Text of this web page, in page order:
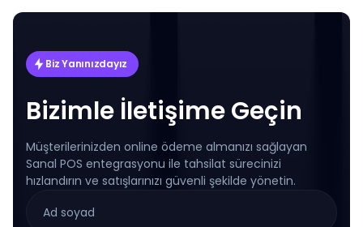
Biz Yanınızdayız
Bizimle İletişime Geçin
Müşterilerinizden online ödeme almanızı sağlayan
Sanal POS entegrasyonu ile tahsilat sürecinizi
hızlandırın ve satışlarınızı güvenli şekilde yönetin.